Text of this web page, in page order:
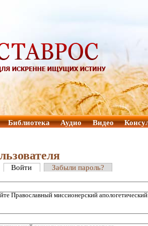
Библиотека Аудио Видео
Войти
Забыли пароль?
Православный миссионерский